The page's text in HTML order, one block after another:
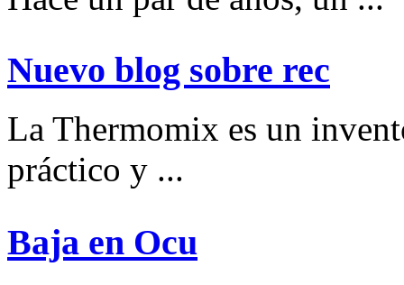
Nuevo blog sobre rec
La Thermomix es un
práctico y ...
Baja en Ocu